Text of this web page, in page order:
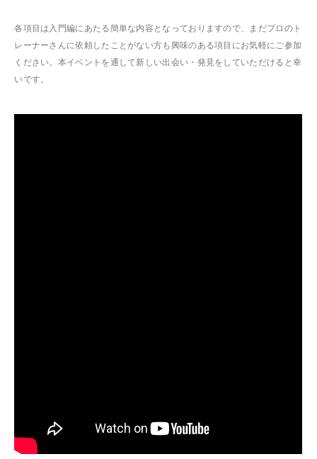
各項目は入門編にあたる簡単な内容となっておりますので、まだプロのト
レーナーさんに依頼したことがない方も興味のある項目にお気軽にご参加
ください。本イベントを通して新しい出会い・発見をしていただけると幸
いです。